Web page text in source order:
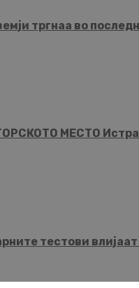
тргнаа во
МЕСТО
тестови